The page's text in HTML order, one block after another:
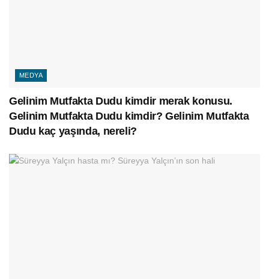
MEDYA
Gelinim Mutfakta Dudu kimdir merak konusu.
Gelinim Mutfakta Dudu kimdir? Gelinim Mutfakta
Dudu kaç yaşında, nereli?